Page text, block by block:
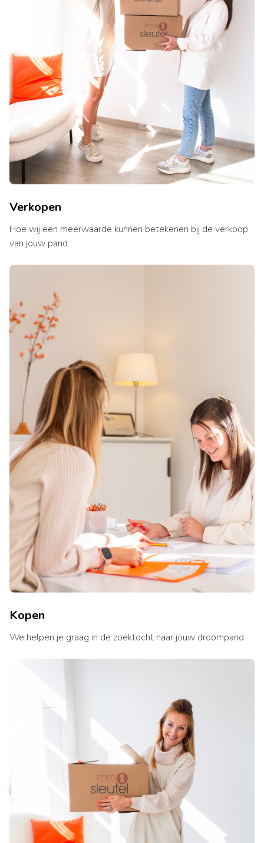
Verkopen
Hoe wij een meerwaarde kunnen betekenen bij de verkoop
van jouw pand
Kopen
We helpen je graag in de zoektocht naar jouw droompand